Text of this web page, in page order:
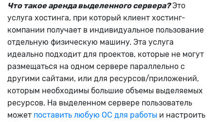
Что такое аренда выделенного сервера?Это
услуга хостинга, при который клиент хостинг-
компании получает в индивидуальное пользование
отдельную физическую машину. Эта услуга
идеально подходит для проектов, которые не могут
размещаться на одном сервере параллельно с
другими сайтами, или для ресурсов/приложений,
которым необходимы большие объемы выделяемых
ресурсов. На выделенном сервере пользователь
может поставить любую ОС для работы и настроить